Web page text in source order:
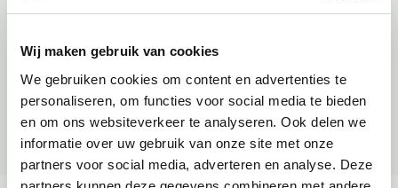
Wij maken gebruik van cookies
We gebruiken cookies om content en advertenties te
personaliseren, om functies voor social media te bieden
en om ons websiteverkeer te analyseren. Ook delen we
informatie over uw gebruik van onze site met onze
partners voor social media, adverteren en analyse. Deze
de gemeente achter staan.
regelgeving kunnen we vaakplaatsen zonder
en voorkomt een overbelaste juridische afdeling.
Zo versnellen we de transitie, terwijl jij de regie houdt zonder
het operationele werk.